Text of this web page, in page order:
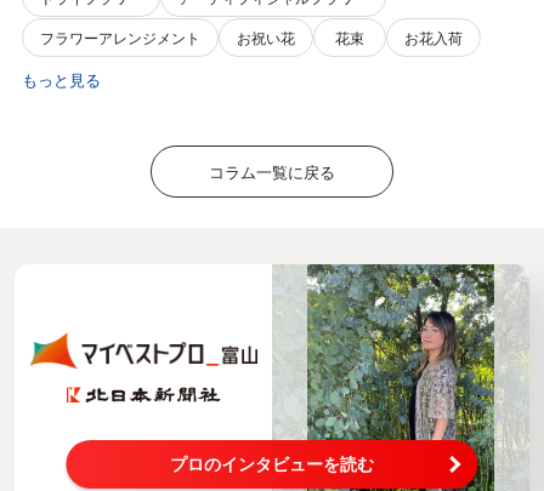
フラワーアレンジメント
お祝い花 花束 お花入荷
もっと見る
コラム一覧に戻る
プロのインタビューを読む